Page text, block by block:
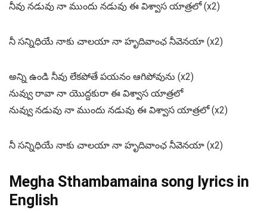
నీవు నడువు నా ముందు నడువు ఈ విశ్వాస యాత్రలో (x2)
నీ సన్నిధియే నాకు చాలయా నా హృదివాంఛ నీవెనయా (x2)
అన్ని ఉండి నీవు లేకపోతే పయనం ఆగిపోవును (x2)
నువ్వు రావా నా యొద్దకురా ఈ విశ్వాస యాత్రలో
నువ్వు నడువు నా ముందు నడువు ఈ విశ్వాస యాత్రలో (x2)
నీ సన్నిధియే నాకు చాలయా నా హృదివాంఛ నీవెనయా (x2)
Megha Sthambamaina song lyrics in
English